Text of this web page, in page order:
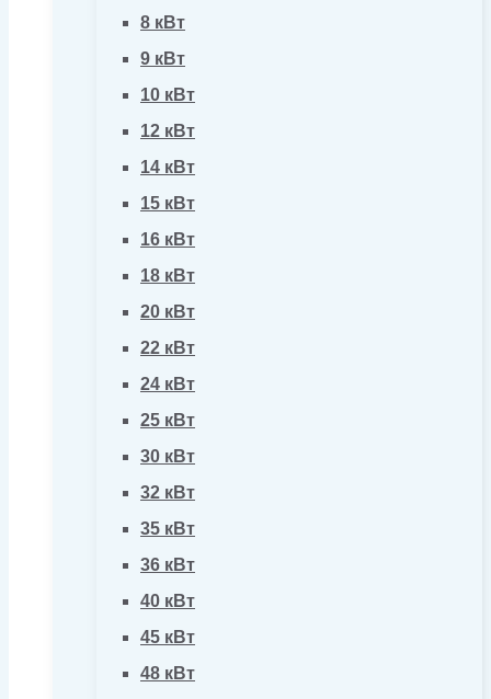
8 кВт
9 кВт
10 кВт
12 кВт
14 кВт
15 кВт
16 кВт
18 кВт
20 кВт
22 кВт
24 кВт
25 кВт
30 кВт
32 кВт
35 кВт
36 кВт
40 кВт
45 кВт
48 кВт